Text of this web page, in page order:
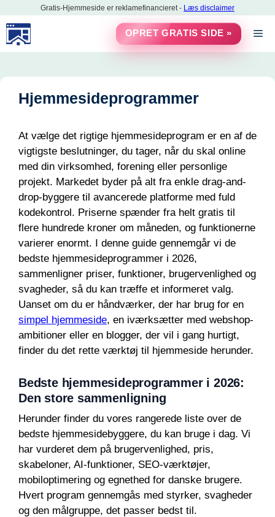
til
indhold
Gratis-Hjemmeside er reklamefinancieret - Læs disclaimer
OPRET GRATIS SIDE »
Hjemmesideprogrammer
At vælge det rigtige hjemmesideprogram er en af de
vigtigste beslutninger, du tager, når du skal online
med din virksomhed, forening eller personlige
projekt. Markedet byder på alt fra enkle drag-and-
drop-byggere til avancerede platforme med fuld
kodekontrol. Priserne spænder fra helt gratis til
flere hundrede kroner om måneden, og funktionerne
varierer enormt. I denne guide gennemgår vi de
bedste hjemmesideprogrammer i 2026,
sammenligner priser, funktioner, brugervenlighed og
svagheder, så du kan træffe et informeret valg.
Uanset om du er håndværker, der har brug for en
simpel hjemmeside, en iværksætter med webshop-
ambitioner eller en blogger, der vil i gang hurtigt,
finder du det rette værktøj til hjemmeside herunder.
Bedste hjemmesideprogrammer i 2026:
Den store sammenligning
Herunder finder du vores rangerede liste over de
bedste hjemmesidebyggere, du kan bruge i dag. Vi
har vurderet dem på brugervenlighed, pris,
skabeloner, AI-funktioner, SEO-værktøjer,
mobiloptimering og egnethed for danske brugere.
Hvert program gennemgås med styrker, svagheder
og den målgruppe, det passer bedst til.